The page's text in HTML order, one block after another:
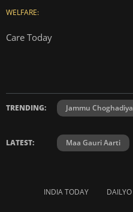
WELFARE:
Care Today
TRENDING: Jammu Choghadiya
LATEST: Maa Gauri Aarti
INDIA TODAY DAILYO